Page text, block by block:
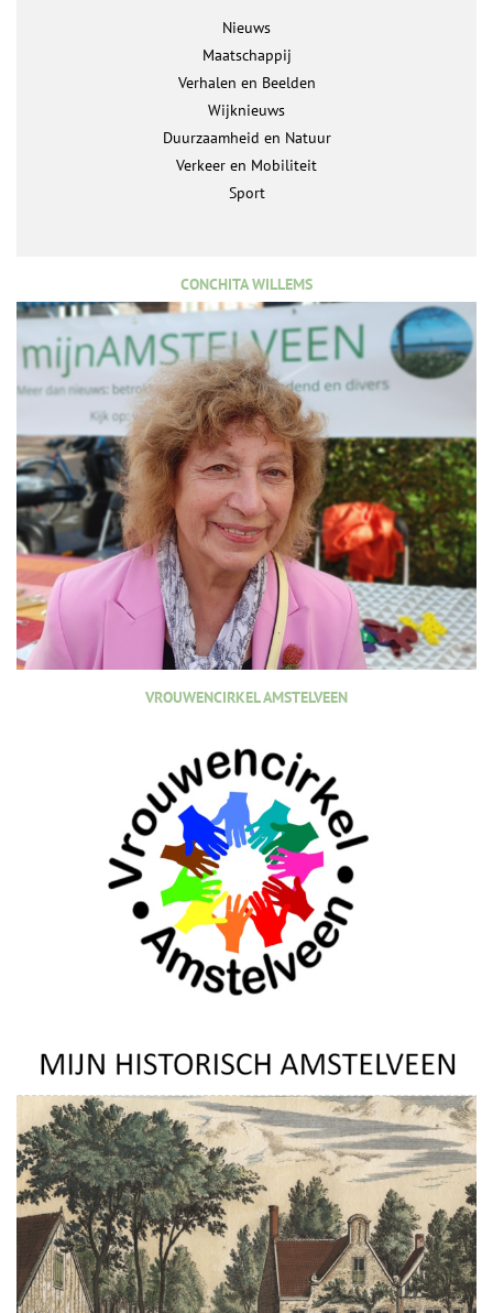
Nieuws
Maatschappij
Verhalen en Beelden
Wijknieuws
Duurzaamheid en Natuur
Verkeer en Mobiliteit
Sport
CONCHITA WILLEMS
VROUWENCIRKEL AMSTELVEEN